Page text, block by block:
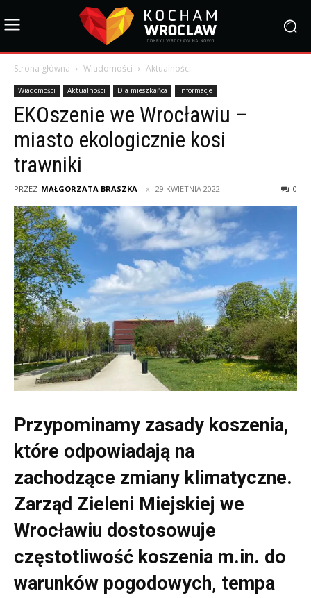
Strona główna Wiadomości Aktualności
Wiadomości Aktualności Dla mieszkańca Informacje
EKOszenie we Wrocławiu –
miasto ekologicznie kosi
trawniki
PRZEZ MAŁGORZATA BRASZKA 29 KWIETNIA 2022 0
Przypominamy zasady koszenia,
które odpowiadają na
zachodzące zmiany klimatyczne.
Zarząd Zieleni Miejskiej we
Wrocławiu dostosowuje
częstotliwość koszenia m.in. do
warunków pogodowych, tempa